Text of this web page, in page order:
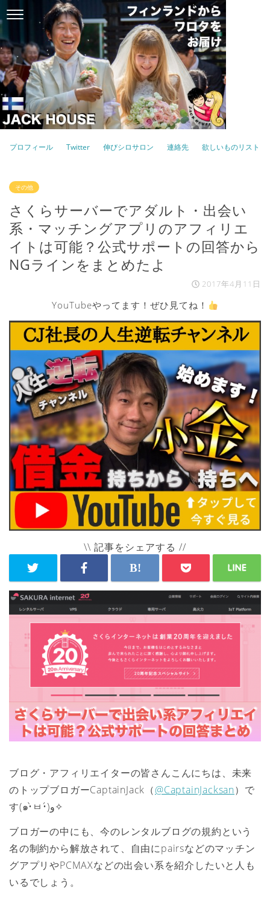
プロフィール Twitter 伸びシロサロン 連絡先 欲しいものリスト
その他
さくらサーバーでアダルト・出会い
系・マッチングアプリのアフィリエ
イトは可能？公式サポートの回答から
NGラインをまとめたよ
2017年4月11日
YouTubeやってます！ぜひ見てね！
\\ 記事をシェアする //
ブログ・アフィリエイターの皆さんこんにちは、未来
のトップブロガーCaptainJack（@CaptainJacksan）で
す(๑•̀ㅂ•́)و✧
ブロガーの中にも、今のレンタルブログの規約という
名の制約から解放されて、自由にpairsなどのマッチン
グアプリやPCMAXなどの出会い系を紹介したいと人も
いるでしょう。